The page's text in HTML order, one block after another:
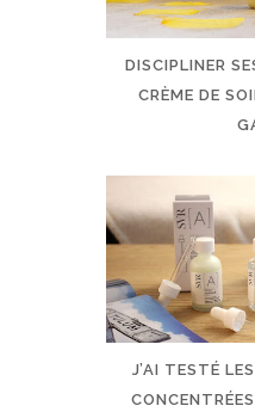
DISCIPLINER
CRÈME DE
J’AI TESTÉ